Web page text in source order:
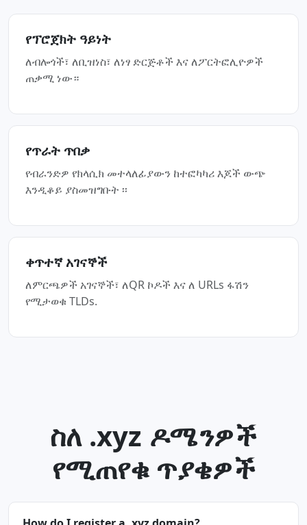
የፕሮጀክት ዓይነት
ለብሎጎች፣ ለቢዝነስ፣ ለነፃ ድርጅቶች እና ለፖርትፎሊዮዎች
ጠቃሚ ነው።
የጥራት ጥበቃ
የብራንድዎ የክላሲክ መተላለፊያውን ከተፎካካሪ እጆች ውጭ
እንዲቆይ ያስመዝግቡት ፡፡
ቀጥተኛ አገናኞች
ለምርጫዎች አገናኞች፣ ለQR ኮዶች እና ለ URLs ፋሽን
የሚታወቁ TLDs.
ስለ .xyz ዶሜንዎች
የሚጠየቁ ጥያቄዎች